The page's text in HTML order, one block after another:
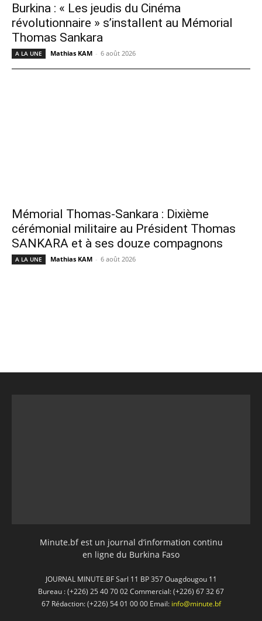
Burkina : « Les jeudis du Cinéma
révolutionnaire » s’installent au Mémorial
Thomas Sankara
A LA UNE Mathias KAM - 6 août 2026
Mémorial Thomas-Sankara : Dixième
cérémonial militaire au Président Thomas
SANKARA et à ses douze compagnons
A LA UNE Mathias KAM - 6 août 2026
Minute.bf est un journal d’information continu
en ligne du Burkina Faso
JOURNAL MINUTE.BF Sarl 11 BP 357 Ouagdougou 11
Bureau : (+226) 25 40 70 02 Commercial: (+226) 67 32 67
67 Rédaction: (+226) 54 01 00 00 Email: info@minute.bf